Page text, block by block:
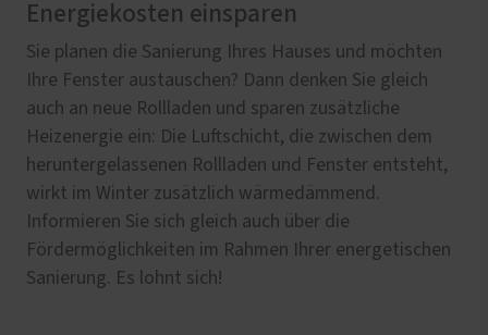
Energiekosten einsparen
Sie planen die Sanierung Ihres Hauses und möchten
Ihre Fenster austauschen? Dann denken Sie gleich
auch an neue Rollladen und sparen zusätzliche
Heizenergie ein: Die Luftschicht, die zwischen dem
heruntergelassenen Rollladen und Fenster entsteht,
wirkt im Winter zusätzlich wärmedämmend.
Informieren Sie sich gleich auch über die
Fördermöglichkeiten im Rahmen Ihrer energetischen
Sanierung. Es lohnt sich!